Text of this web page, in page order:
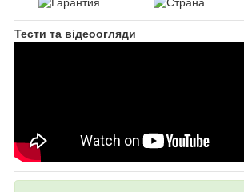
Тести та відеоогляди